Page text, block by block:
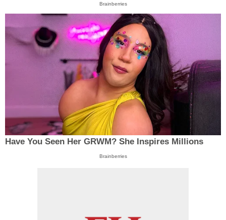
Brainberries
Have You Seen Her GRWM? She Inspires Millions
Brainberries